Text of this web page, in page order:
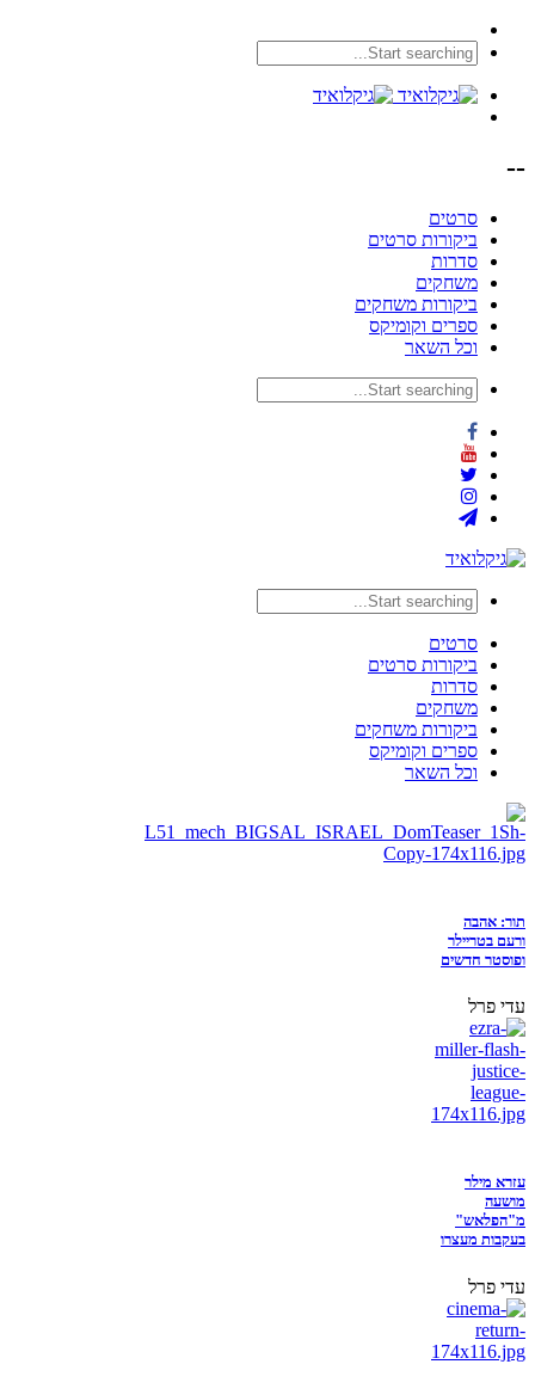
--
סרטים
ביקורות סרטים
סדרות
משחקים
ביקורות משחקים
ספרים וקומיקס
וכל השאר
סרטים
ביקורות סרטים
סדרות
משחקים
ביקורות משחקים
ספרים וקומיקס
וכל השאר
תור: אהבה
ורעם בטריילר
ופוסטר חדשים
עדי פרל
עזרא מילר
מושעה
מ"הפלאש"
בעקבות מעצרו
עדי פרל